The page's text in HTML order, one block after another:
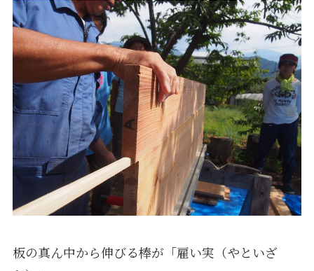
板の真ん中から伸びる棒が「雇い実（やといざ